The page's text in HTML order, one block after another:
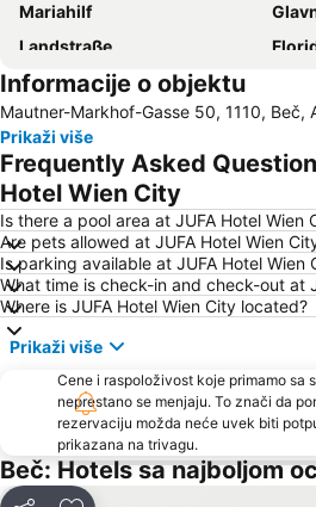
Mariahilf
Landstraße
Vienna Airport
Wiener Stadthalle
U-
Leopoldstadt
Graben
Penzing
Wien
Istorijski centar Beča
Ottakring
Tržni
Simmering
Lugner City
Austrijska galerija Belvedere
Stadion Center
Albertina
Alter
Simmeringer Hauptstraße
Informacije o objektu
Mautner-Markhof-Gasse 50, 1110, Beč,
Prikaži više
Frequently Asked
Hotel Wien City
Is there a pool area at JUFA Hotel Wien
Are pets allowed at JUFA Hotel Wien
Is parking available at JUFA Hotel Wien
What time is check-in and check-out at
Where is JUFA Hotel Wien City located?
Prikaži više
Cene i raspoloživost koje primamo sa
neprestano se menjaju. To znači da
rezervaciju možda neće uvek biti
prikazana na trivagu.
Beč: Hotels sa najboljom